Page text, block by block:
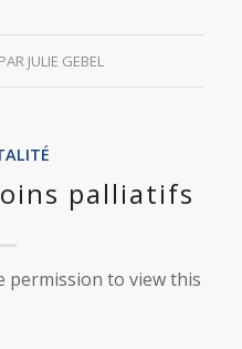
PAR JULIE GEBEL
palliatifs
permission to view this